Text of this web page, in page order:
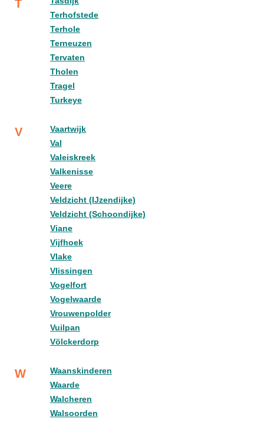
T
Terhofstede
Terhole
Terneuzen
Tervaten
Tholen
Tragel
Turkeye
V
Vaartwijk
Val
Valeiskreek
Valkenisse
Veere
Veldzicht (IJzendijke)
Veldzicht (Schoondijke)
Viane
Vijfhoek
Vlake
Vlissingen
Vogelfort
Vogelwaarde
Vrouwenpolder
Vuilpan
Völckerdorp
W
Waanskinderen
Waarde
Walcheren
Walsoorden